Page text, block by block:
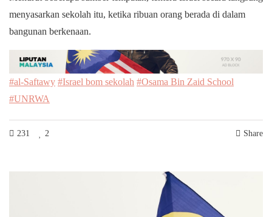
menyasarkan sekolah itu, ketika ribuan orang berada di dalam
bangunan berkenaan.
#al-Saftawy #Israel bom sekolah #Osama Bin Zaid School
#UNRWA
231 2 Share